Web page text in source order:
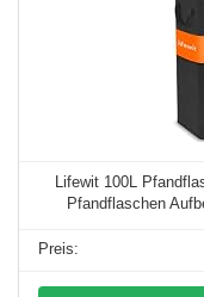
Lifewit 100L
Pfandflaschen